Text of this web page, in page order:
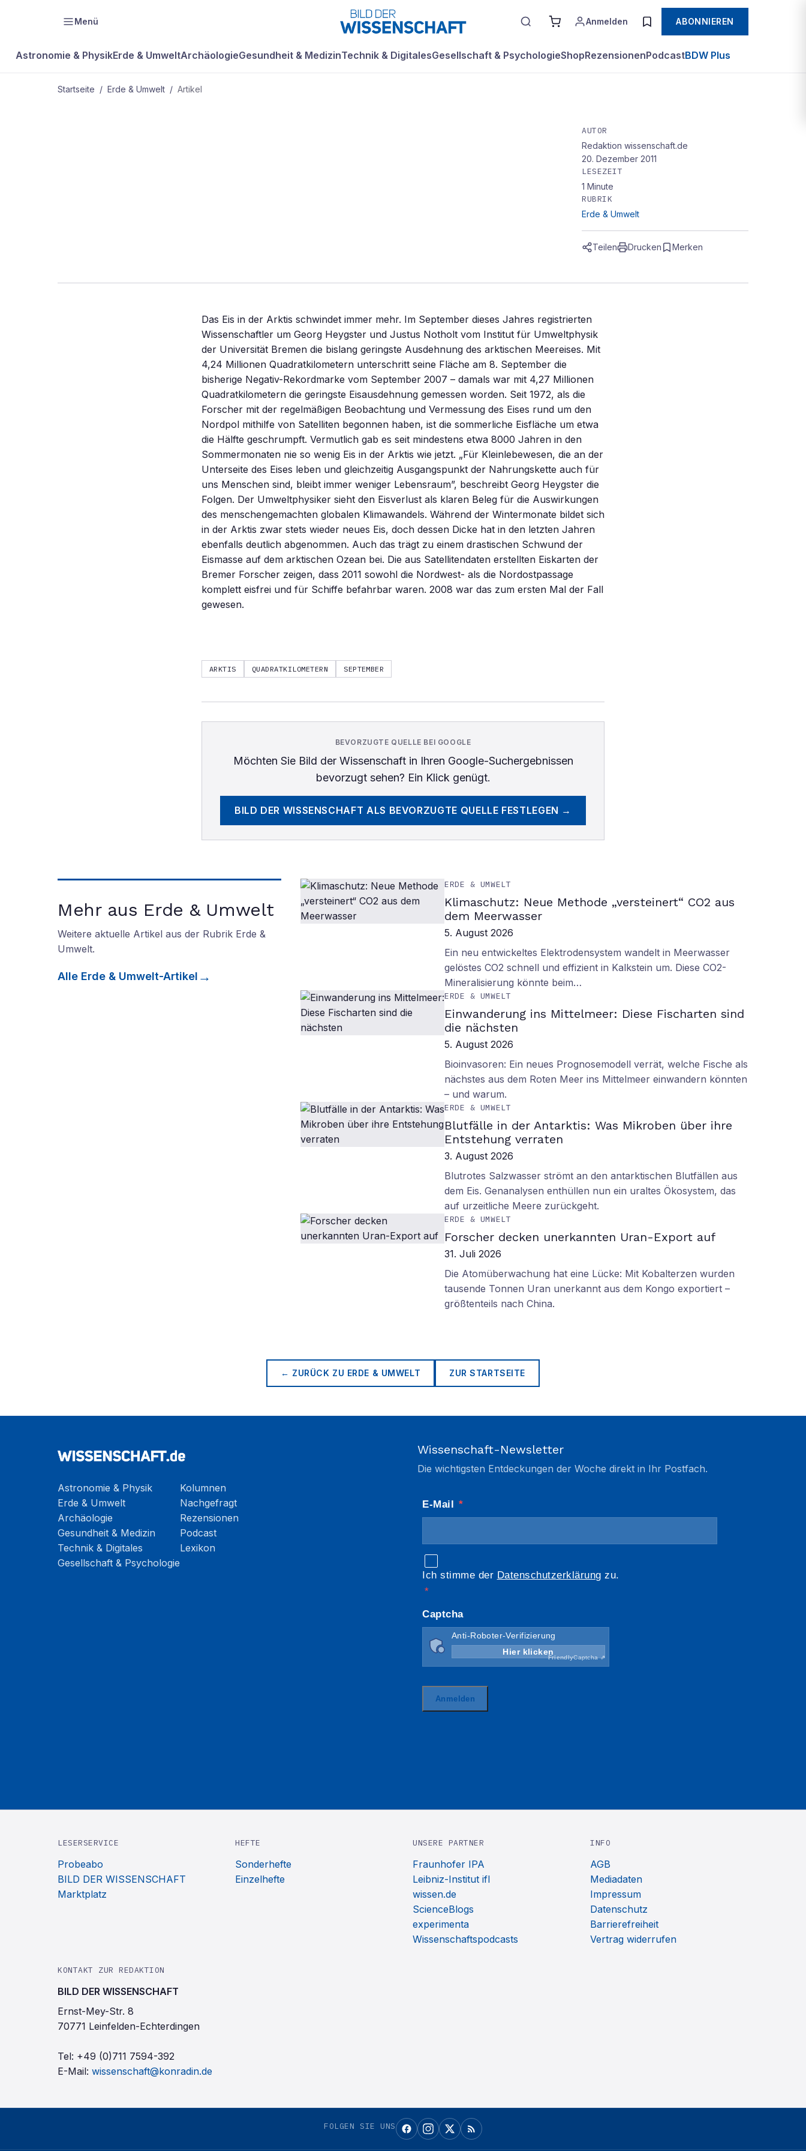
Menü Anmelden ABONNIEREN
Astronomie & PhysikErde & UmweltArchäologieGesundheit & MedizinTechnik & DigitalesGesellschaft & PsychologieShopRezensionenPodcastBDW Plus
Startseite / Erde & Umwelt / Artikel
AUTOR
Redaktion wissenschaft.de
20. Dezember 2011
LESEZEIT
1 Minute
RUBRIK
Erde & Umwelt
Teilen Drucken Merken
Das Eis in der Arktis schwindet immer mehr. Im September dieses Jahres registrierten
Wissenschaftler um Georg Heygster und Justus Notholt vom Institut für Umweltphysik
der Universität Bremen die bislang geringste Ausdehnung des arktischen Meereises. Mit
4,24 Millionen Quadratkilometern unterschritt seine Fläche am 8. September die
bisherige Negativ-Rekordmarke vom September 2007 – damals war mit 4,27 Millionen
Quadratkilometern die geringste Eisausdehnung gemessen worden. Seit 1972, als die
Forscher mit der regelmäßigen Beobachtung und Vermessung des Eises rund um den
Nordpol mithilfe von Satelliten begonnen haben, ist die sommerliche Eisfläche um etwa
die Hälfte geschrumpft. Vermutlich gab es seit mindestens etwa 8000 Jahren in den
Sommermonaten nie so wenig Eis in der Arktis wie jetzt. „Für Kleinlebewesen, die an der
Unterseite des Eises leben und gleichzeitig Ausgangspunkt der Nahrungskette auch für
uns Menschen sind, bleibt immer weniger Lebensraum”, beschreibt Georg Heygster die
Folgen. Der Umweltphysiker sieht den Eisverlust als klaren Beleg für die Auswirkungen
des menschengemachten globalen Klimawandels. Während der Wintermonate bildet sich
in der Arktis zwar stets wieder neues Eis, doch dessen Dicke hat in den letzten Jahren
ebenfalls deutlich abgenommen. Auch das trägt zu einem drastischen Schwund der
Eismasse auf dem arktischen Ozean bei. Die aus Satellitendaten erstellten Eiskarten der
Bremer Forscher zeigen, dass 2011 sowohl die Nordwest- als die Nordostpassage
komplett eisfrei und für Schiffe befahrbar waren. 2008 war das zum ersten Mal der Fall
gewesen.
ARKTIS QUADRATKILOMETERN SEPTEMBER
BEVORZUGTE QUELLE BEI GOOGLE
Möchten Sie Bild der Wissenschaftin Ihren Google-Suchergebnissen
bevorzugt sehen? Ein Klick genügt.
BILD DER WISSENSCHAFT ALS BEVORZUGTE QUELLE FESTLEGEN →
Mehr aus Erde & Umwelt
Weitere aktuelle Artikel aus der Rubrik Erde &
Umwelt.
Alle Erde & Umwelt-Artikel
ERDE & UMWELT
Klimaschutz: Neue Methode „versteinert“ CO2 aus
dem Meerwasser
5. August 2026
Ein neu entwickeltes Elektrodensystem wandelt in Meerwasser
gelöstes CO2 schnell und effizient in Kalkstein um. Diese CO2-
Mineralisierung könnte beim…
ERDE & UMWELT
Einwanderung ins Mittelmeer: Diese Fischarten sind
die nächsten
5. August 2026
Bioinvasoren: Ein neues Prognosemodell verrät, welche Fische als
nächstes aus dem Roten Meer ins Mittelmeer einwandern könnten
– und warum.
ERDE & UMWELT
Blutfälle in der Antarktis: Was Mikroben über ihre
Entstehung verraten
3. August 2026
Blutrotes Salzwasser strömt an den antarktischen Blutfällen aus
dem Eis. Genanalysen enthüllen nun ein uraltes Ökosystem, das
auf urzeitliche Meere zurückgeht.
ERDE & UMWELT
Forscher decken unerkannten Uran-Export auf
31. Juli 2026
Die Atomüberwachung hat eine Lücke: Mit Kobalterzen wurden
tausende Tonnen Uran unerkannt aus dem Kongo exportiert –
größtenteils nach China.
← ZURÜCK ZU ERDE & UMWELT ZUR STARTSEITE
Astronomie & Physik
Erde & Umwelt
Archäologie
Gesundheit & Medizin
Technik & Digitales
Gesellschaft & Psychologie
Kolumnen
Nachgefragt
Rezensionen
Podcast
Lexikon
Wissenschaft-Newsletter
Die wichtigsten Entdeckungen der Woche direkt in Ihr Postfach.
LESERSERVICE
Probeabo
BILD DER WISSENSCHAFT
Marktplatz
HEFTE
Sonderhefte
Einzelhefte
UNSERE PARTNER
Fraunhofer IPA
Leibniz-Institut ifl
wissen.de
ScienceBlogs
experimenta
Wissenschaftspodcasts
INFO
AGB
Mediadaten
Impressum
Datenschutz
Barrierefreiheit
Vertrag widerrufen
KONTAKT ZUR REDAKTION
BILD DER WISSENSCHAFT
Ernst-Mey-Str. 8
70771 Leinfelden-Echterdingen
Tel: +49 (0)711 7594-392
E-Mail: wissenschaft@konradin.de
FOLGEN SIE UNS